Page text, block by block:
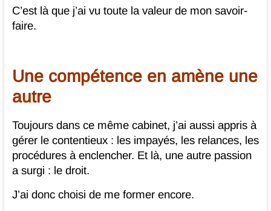
C’est là que j’ai vu toute la valeur de mon savoir-
faire.
Une compétence en amène une
autre
Toujours dans ce même cabinet, j’ai aussi appris à
gérer le contentieux : les impayés, les relances, les
procédures à enclencher. Et là, une autre passion
a surgi : le droit.
J’ai donc choisi de me former encore.